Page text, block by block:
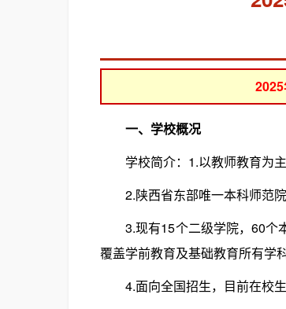
一、学校概况
学校简介：1.以教师教育为主
2.陕西省东部唯一本科师范院
3.现有15个二级学院，60个
覆盖学前教育及基础教育所有学
4.面向全国招生，目前在校生